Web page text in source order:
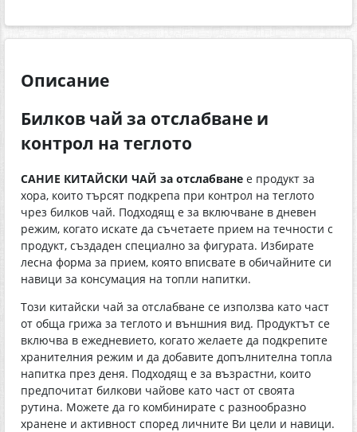
Описание
Билков чай за отслабване и
контрол на теглото
САНИЕ КИТАЙСКИ ЧАЙ за отслабване е продукт за
хора, които търсят подкрепа при контрол на теглото
чрез билков чай. Подходящ е за включване в дневен
режим, когато искате да съчетаете прием на течности с
продукт, създаден специално за фигурата. Избирате
лесна форма за прием, която вписвате в обичайните си
навици за консумация на топли напитки.
Този китайски чай за отслабване се използва като част
от обща грижа за теглото и външния вид. Продуктът се
включва в ежедневието, когато желаете да подкрепите
хранителния режим и да добавите допълнителна топла
напитка през деня. Подходящ е за възрастни, които
предпочитат билкови чайове като част от своята
рутина. Можете да го комбинирате с разнообразно
хранене и активност според личните Ви цели и навици.